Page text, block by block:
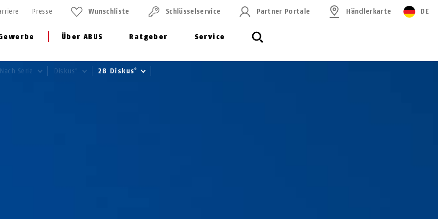
Über ABUS Ratgeber Service
Presse Wunschliste Schlüssel­service Partner Portale Händlerkarte DE
Nach Serie Diskus 28 Diskus®